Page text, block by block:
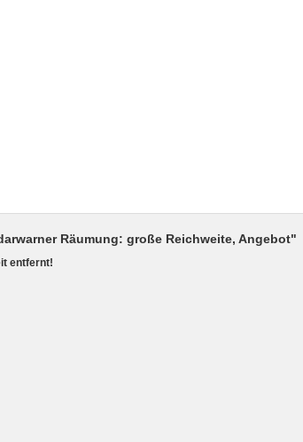
Räumung: große Reichweite, Angebot"
entfernt!